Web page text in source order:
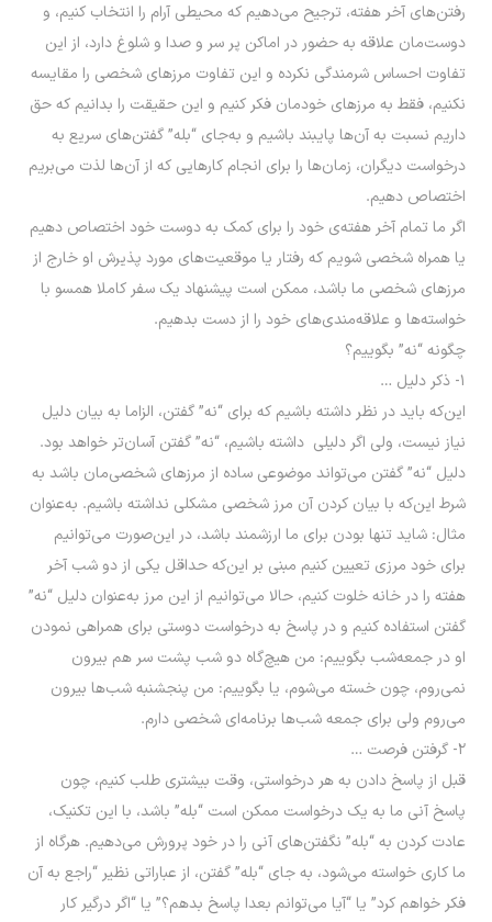
رفتن‌های آخر هفته، ترجیح می‌دهیم که محیطی آرام را انتخاب کنیم، و
دوست‌مان علاقه به حضور در اماکن پر سر و صدا و شلوغ دارد، از این
تفاوت احساس شرمندگی نکرده و این تفاوت مرزهای شخصی را مقایسه
نکنیم، فقط به مرزهای خودمان فکر کنیم و این حقیقت را بدانیم که حق
داریم نسبت به آن‌ها پایبند باشیم و به‌جای “بله” گفتن‌های سریع به
درخواست دیگران، زمان‌ها را برای انجام کارهایی که از آن‌ها لذت می‌بریم
اختصاص دهیم.
اگر ما تمام آخر هفته‌ی خود را برای کمک به دوست خود اختصاص دهیم
یا همراه شخصی شویم که رفتار یا موقعیت‌‌های مورد پذیرش او خارج از
مرزهای شخصی ما باشد، ممکن است پیشنهاد یک سفر کاملا همسو با
خواسته‌ها و علاقه‌مندی‌های خود را از دست بدهیم.
چگونه “نه” بگوییم؟
۱- ذکر دلیل …
این‌که باید در نظر داشته باشیم که برای “نه” گفتن، الزاما به بیان دلیل
نیاز نیست، ولی اگر دلیلی داشته باشیم، “نه” گفتن آسان‌تر خواهد بود.
دلیل “نه” گفتن می‌تواند موضوعی ساده از مرزهای شخصی‌مان باشد به
شرط این‌که با بیان کردن آن مرز شخصی مشکلی نداشته باشیم. به‌عنوان
مثال: شاید تنها بودن برای ما ارزشمند باشد، در این‌صورت می‌توانیم
برای خود مرزی تعیین کنیم مبنی بر این‌که حداقل یکی از دو شب آخر
هفته را در خانه خلوت کنیم، حالا می‌توانیم از این مرز به‌عنوان دلیل “نه”
گفتن استفاده کنیم و در پاسخ به درخواست دوستی برای همراهی نمودن
او در جمعه‌شب بگوییم: من هیچ‌گاه دو شب پشت سر هم بیرون
نمی‌روم، چون خسته می‌شوم، یا بگوییم: من پنجشنبه شب‌ها بیرون
می‌روم ولی برای جمعه شب‌ها برنامه‌ای شخصی دارم.
۲- گرفتن فرصت …
قبل از پاسخ دادن به هر درخواستی، وقت بیشتری طلب کنیم، چون
پاسخ آنی ما به یک درخواست ممکن است “بله” باشد، با این تکنیک،
عادت کردن به “بله” نگفتن‌های آنی را در خود پرورش می‌دهیم. هرگاه از
ما کاری خواسته می‌شود، به جای “بله” گفتن، از عباراتی نظیر “راجع به آن
فکر خواهم کرد” یا “آیا می‌توانم بعدا پاسخ بدهم؟” یا “اگر درگیر کار